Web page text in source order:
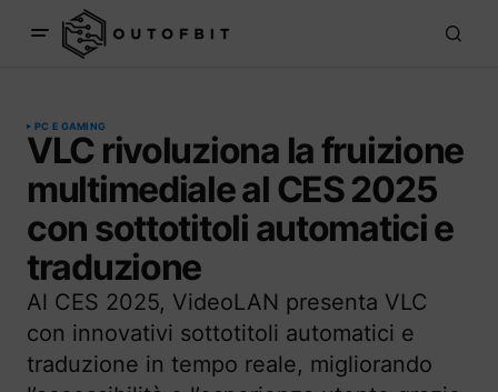
PC E GAMING
VLC rivoluziona la fruizione
multimediale al CES 2025
con sottotitoli automatici e
traduzione
Al CES 2025, VideoLAN presenta VLC
con innovativi sottotitoli automatici e
traduzione in tempo reale, migliorando